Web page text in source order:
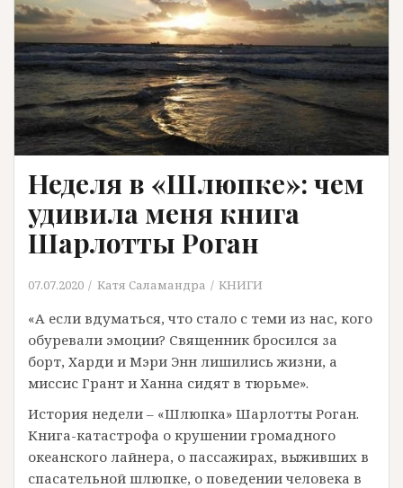
Неделя в «Шлюпке»: чем
удивила меня книга
Шарлотты Роган
07.07.2020 Катя Саламандра КНИГИ
«А если вдуматься, что стало с теми из нас, кого
обуревали эмоции? Священник бросился за
борт, Харди и Мэри Энн лишились жизни, а
миссис Грант и Ханна сидят в тюрьме».
История недели – «Шлюпка» Шарлотты Роган.
Книга-катастрофа о крушении громадного
океанского лайнера, о пассажирах, выживших в
спасательной шлюпке, о поведении человека в